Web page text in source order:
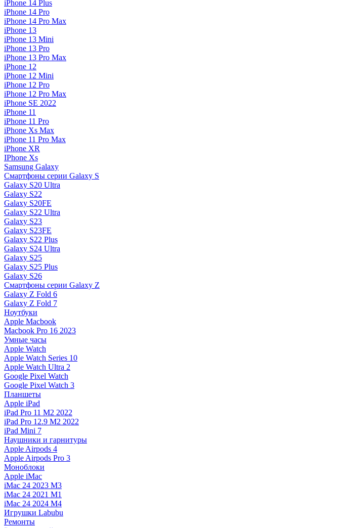
iPhone 14 Plus
iPhone 14 Pro
iPhone 14 Pro Max
iPhone 13
iPhone 13 Mini
iPhone 13 Pro
iPhone 13 Pro Max
iPhone 12
iPhone 12 Mini
iPhone 12 Pro
iPhone 12 Pro Max
iPhone SE 2022
iPhone 11
iPhone 11 Pro
iPhone Xs Max
iPhone 11 Pro Max
iPhone XR
IPhone Xs
Samsung Galaxy
Смартфоны серии Galaxy S
Galaxy S20 Ultra
Galaxy S22
Galaxy S20FE
Galaxy S22 Ultra
Galaxy S23
Galaxy S23FE
Galaxy S22 Plus
Galaxy S24 Ultra
Galaxy S25
Galaxy S25 Plus
Galaxy S26
Смартфоны серии Galaxy Z
Galaxy Z Fold 6
Galaxy Z Fold 7
Ноутбуки
Apple Macbook
Macbook Pro 16 2023
Умные часы
Apple Watch
Apple Watch Series 10
Apple Watch Ultra 2
Google Pixel Watch
Google Pixel Watch 3
Планшеты
Apple iPad
iPad Pro 11 M2 2022
iPad Pro 12.9 M2 2022
iPad Mini 7
Наушники и гарнитуры
Apple Airpods 4
Apple Airpods Pro 3
Моноблоки
Apple iMac
iMac 24 2023 M3
iMac 24 2021 M1
iMac 24 2024 M4
Игрушки Labubu
Ремонты